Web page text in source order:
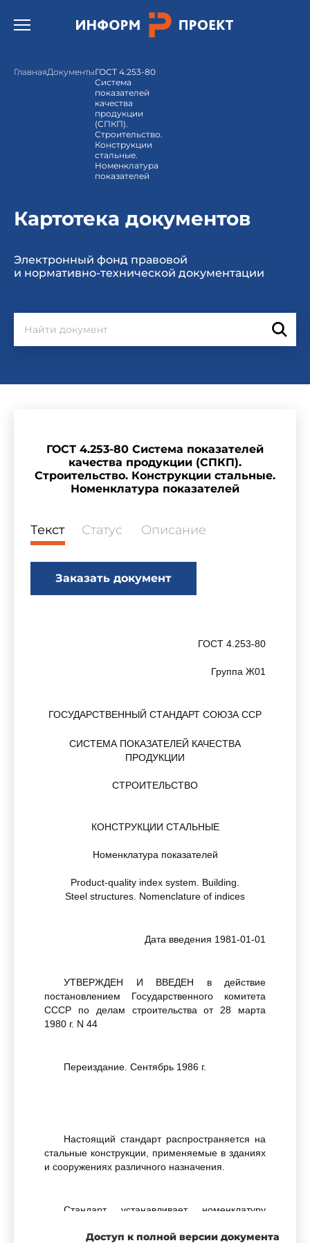
Открыть бургер меню.
ГлавнаяДокументыГОСТ 4.253-80
Система
показателей
качества
продукции
(СПКП).
Строительство.
Конструкции
стальные.
Номенклатура
показателей
Картотека документов
Электронный фонд правовой
и нормативно-технической документации
ГОСТ 4.253-80 Система показателей
качества продукции (СПКП).
Строительство. Конструкции стальные.
Номенклатура показателей
Текст Статус Описание
Заказать документ
ГОСТ 4.253-80
Группа Ж01
ГОСУДАРСТВЕННЫЙ СТАНДАРТ СОЮЗА ССР
СИСТЕМА ПОКАЗАТЕЛЕЙ КАЧЕСТВА
ПРОДУКЦИИ
СТРОИТЕЛЬСТВО
КОНСТРУКЦИИ СТАЛЬНЫЕ
Номенклатура показателей
Product-quality index system. Building.
Steel structures. Nomenclature of indices
Дата введения 1981-01-01
УТВЕРЖДЕН И ВВЕДЕН в действие
постановлением Государственного комитета
СССР по делам строительства от 28 марта
1980 г. N 44
Переиздание. Сентябрь 1986 г.
Настоящий стандарт распространяется на
стальные конструкции, применяемые в зданиях
и сооружениях различного назначения.
Стандарт устанавливает номенклатуру
Доступ к полной версии документа